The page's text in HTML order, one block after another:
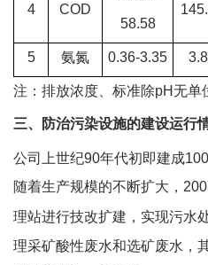
4 COD
58.58
5 氨氮 0.36-3.35
注：排放浓度、标准除pH无单
三、防治污染设施的建设运行
公司上世纪90年代初即建成
随着生产规模的不断扩大，
理站进行技改扩建，实现污水
理采矿酸性废水和选矿废水，